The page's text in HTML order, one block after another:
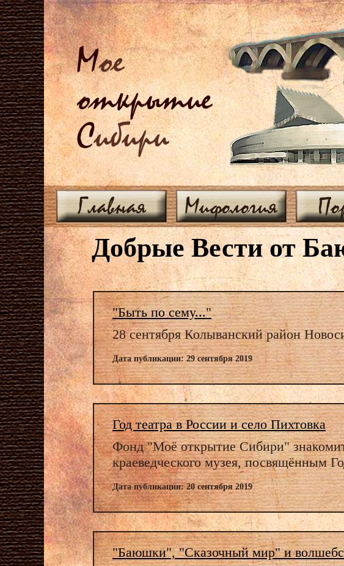
Мое
открытие
Сибири
Главная Мифология
Добрые Вести от
"Быть по сему..."
28 сентября Колыванский район
Дата публикации: 29 сентября 2019
Год театра в России и село Пихтовка
Фонд "Моё открытие Сибири"
краеведческого музея, посвящённым
Дата публикации: 20 сентября 2019
"Баюшки", "Сказочный мир" и